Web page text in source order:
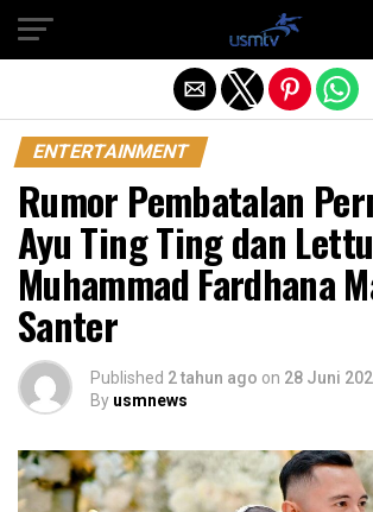
ENTERTAINMENT
Rumor Pembatalan
Ayu Ting Ting dan Lettu
Muhammad Fardhana
Santer
Published 2 tahun ago on 28 Juni
By usmnews
Exit mobile version